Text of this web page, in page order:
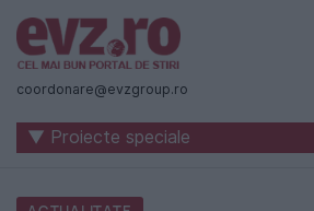
Știri
naționale
internaționale
coordonare@evzgroup.ro
▼ Proiecte speciale